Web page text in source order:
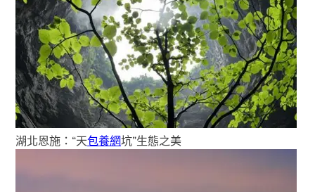
湖北恩施：“天包養網坑”生態之美